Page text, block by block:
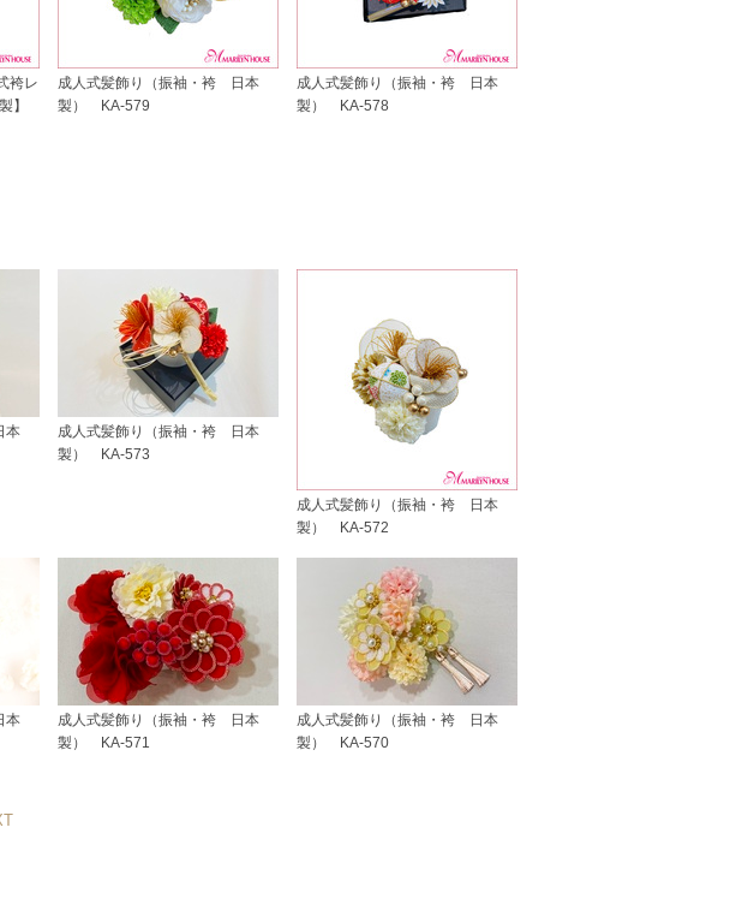
袴レ
】
成人式髪飾り（振袖・袴 日本
製） KA-579
成人式髪飾り（振袖・袴 日本
製） KA-578
本
成人式髪飾り（振袖・袴 日本
製） KA-573
成人式髪飾り（振袖・袴 日本
製） KA-572
本
成人式髪飾り（振袖・袴 日本
製） KA-571
成人式髪飾り（振袖・袴 日本
製） KA-570